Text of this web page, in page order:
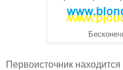
Первоисточник находится